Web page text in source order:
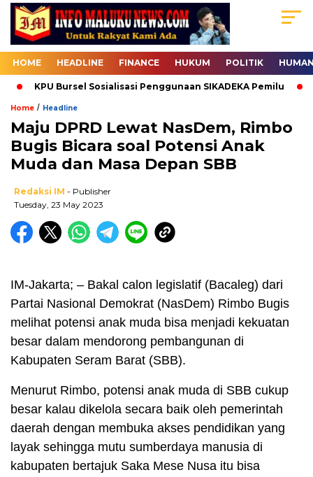
HOME HEADLINE FINANCE HUKUM POLITIK
KPU Bursel Sosialisasi Penggunaan SIKADEKA Pemilu
Home / Headline
Maju DPRD Lewat NasDem, Rimbo
Bugis Bicara soal Potensi Anak
Muda dan Masa Depan SBB
Redaksi IM - Publisher
Tuesday, 23 May 2023
IM-Jakarta; – Bakal calon legislatif (Bacaleg) dari
Partai Nasional Demokrat (NasDem) Rimbo Bugis
melihat potensi anak muda bisa menjadi kekuatan
besar dalam mendorong pembangunan di
Kabupaten Seram Barat (SBB).
Menurut Rimbo, potensi anak muda di SBB cukup
besar kalau dikelola secara baik oleh pemerintah
daerah dengan membuka akses pendidikan yang
layak sehingga mutu sumberdaya manusia di
kabupaten bertajuk Saka Mese Nusa itu bisa